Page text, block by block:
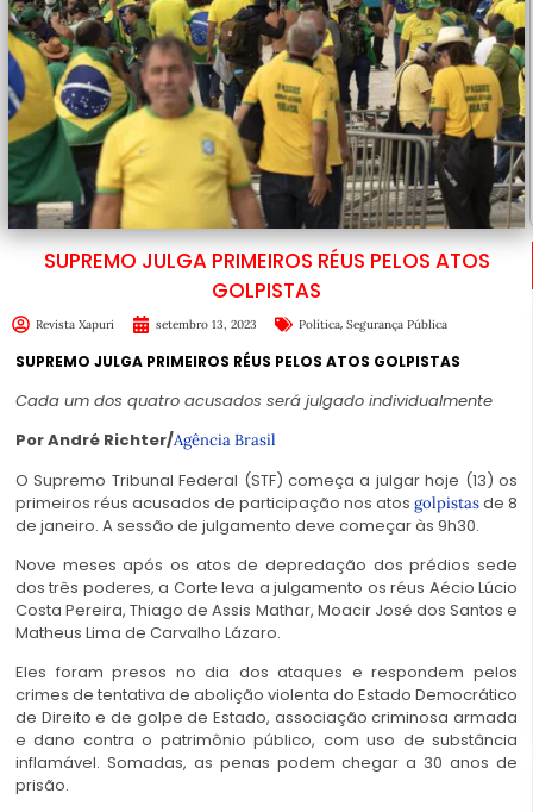
SUPREMO JULGA PRIMEIROS RÉUS PELOS ATOS
GOLPISTAS
Revista Xapuri setembro 13, 2023 Política, Segurança Pública
SUPREMO JULGA PRIMEIROS RÉUS PELOS ATOS GOLPISTAS
Cada um dos quatro acusados será julgado individualmente
Por André Richter/Agência Brasil
O Supremo Tribunal Federal (STF) começa a julgar hoje (13) os
primeiros réus acusados de participação nos atos golpistasde 8
de janeiro. A sessão de julgamento deve começar às 9h30.
Nove meses após os atos de depredação dos prédios sede
dos três poderes, a Corte leva a julgamento os réus Aécio Lúcio
Costa Pereira, Thiago de Assis Mathar, Moacir José dos Santos e
Matheus Lima de Carvalho Lázaro.
Eles foram presos no dia dos ataques e respondem pelos
crimes de tentativa de abolição violenta do Estado Democrático
de Direito e de golpe de Estado, associação criminosa armada
e dano contra o patrimônio público, com uso de substância
inflamável. Somadas, as penas podem chegar a 30 anos de
prisão.